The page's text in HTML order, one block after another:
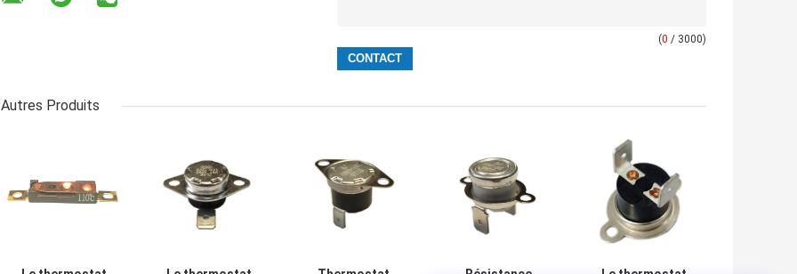
(0 / 3000)
Autres Produits